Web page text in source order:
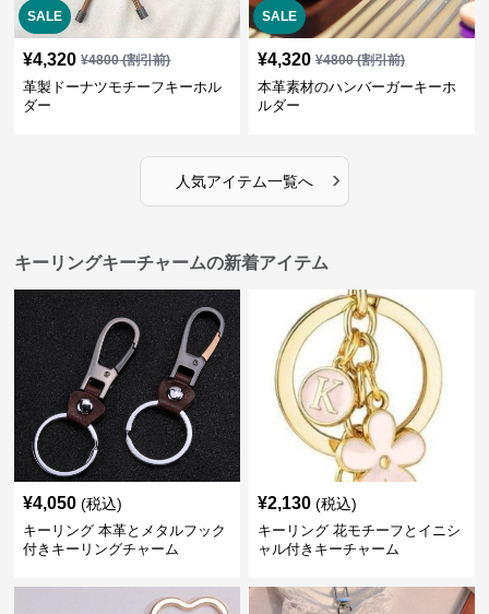
SALE
¥4,320 ¥4800(割引前)
革製ドーナツモチーフキーホル
ダー
SALE
¥4,320 ¥4800(割引前)
本革素材のハンバーガーキーホ
ルダー
人気アイテム一覧へ ›
キーリングキーチャームの新着アイテム
¥4,050 (税込)
キーリング 本革とメタルフック
付きキーリングチャーム
¥2,130 (税込)
キーリング 花モチーフとイニシ
ャル付きキーチャーム